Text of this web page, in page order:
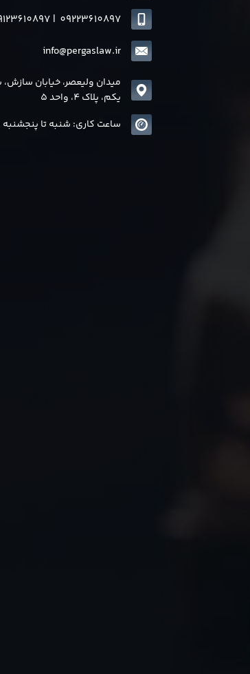
info@pergaslaw.ir
| 09223610897
میدان ولیعصر، خیابان
یکم، پلاک 4، واحد 5
ساعت کاری: شنبه تا پنجشنبه 8 الی17